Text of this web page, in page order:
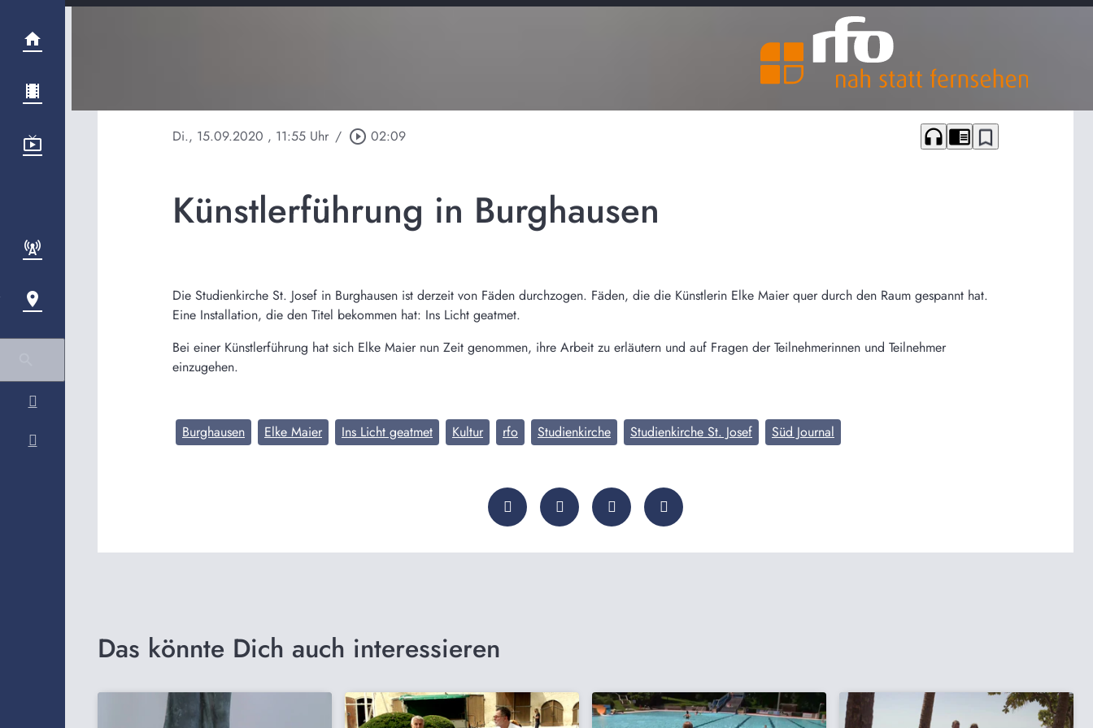
Di., 15.09.2020 , 11:55 Uhr / play_circle_outline 02:09 headphones chrome_reader_mode bookmark_border
Künstlerführung in Burghausen
Die Studienkirche St. Josef in Burghausen ist derzeit von Fäden durchzogen. Fäden, die die Künstlerin Elke Maier quer durch den Raum gespannt hat.
Eine Installation, die den Titel bekommen hat: Ins Licht geatmet.
Bei einer Künstlerführung hat sich Elke Maier nun Zeit genommen, ihre Arbeit zu erläutern und auf Fragen der Teilnehmerinnen und Teilnehmer
einzugehen.
Burghausen Elke Maier Ins Licht geatmet Kultur rfo Studienkirche Studienkirche St. Josef Süd Journal
Das könnte Dich auch interessieren